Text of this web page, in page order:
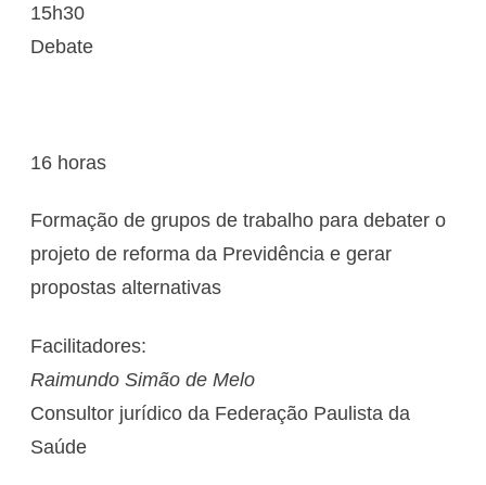
15h30
Debate
16 horas
Formação de grupos de trabalho para debater o
projeto de reforma da Previdência e gerar
propostas alternativas
Facilitadores:
Raimundo Simão de Melo
Consultor jurídico da Federação Paulista da
Saúde